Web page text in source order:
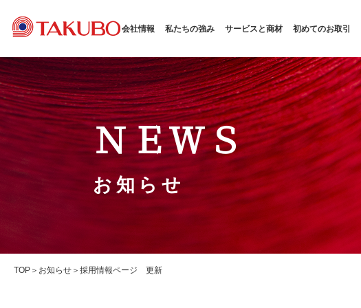
会社情報 私たちの強み サービスと商材 初めてのお取引
ＮＥＷＳ
お知らせ
TOP お知らせ 採用情報ページ 更新